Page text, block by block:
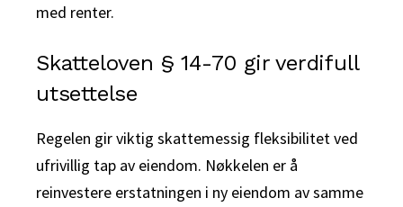
med renter.
Skatteloven § 14-70 gir verdifull
utsettelse
Regelen gir viktig skattemessig fleksibilitet ved
ufrivillig tap av eiendom. Nøkkelen er å
reinvestere erstatningen i ny eiendom av samme